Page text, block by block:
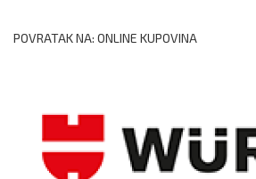
POVRATAK NA: ONLINE KUPOVINA